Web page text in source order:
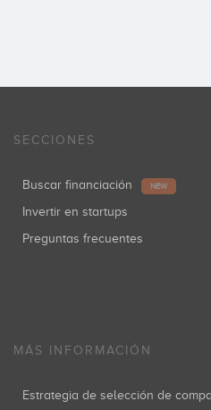
SECCIONES
Buscar financiación NEW
Invertir en startups
Preguntas frecuentes
MÁS INFORMACIÓN
Estrategia de selección de